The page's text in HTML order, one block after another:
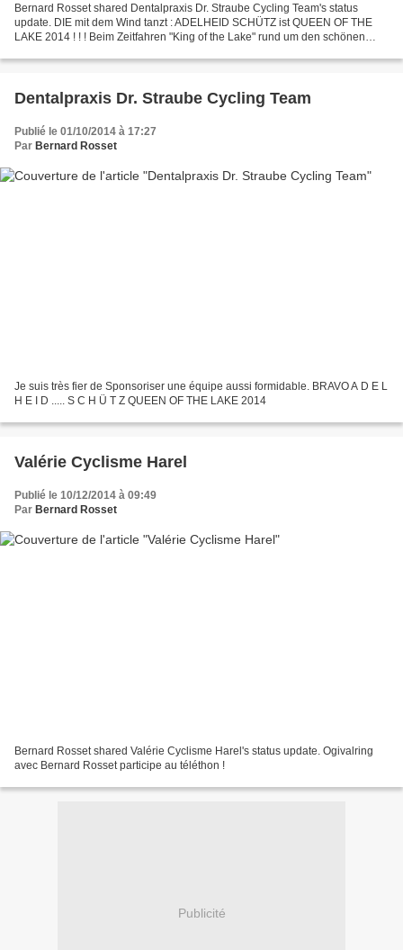
Bernard Rosset shared Dentalpraxis Dr. Straube Cycling Team's status
update. DIE mit dem Wind tanzt : ADELHEID SCHÜTZ ist QUEEN OF THE
LAKE 2014 ! ! ! Beim Zeitfahren "King of the Lake" rund um den schönen
Dentalpraxis Dr. Straube Cycling Team
Publié le 01/10/2014 à 17:27
Par Bernard Rosset
Je suis très fier de Sponsoriser une équipe aussi formidable. BRAVO A D E L
H E I D ..... S C H Ü T Z QUEEN OF THE LAKE 2014
Valérie Cyclisme Harel
Publié le 10/12/2014 à 09:49
Par Bernard Rosset
Bernard Rosset shared Valérie Cyclisme Harel's status update. Ogivalring
avec Bernard Rosset participe au téléthon !
Publicité